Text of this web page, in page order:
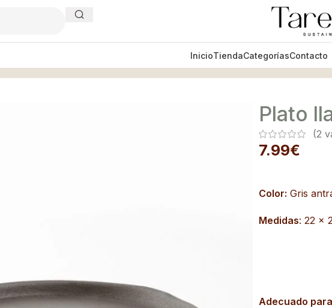
InicioTiendaCategoríasContacto
Plato
(2
7.99€
Color: Gris
Medidas: 22 x
Adecuado